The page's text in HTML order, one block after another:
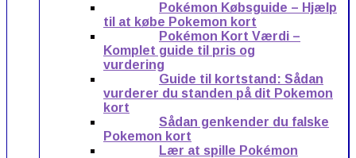
Pokémon Købsguide – Hjælp
til at købe Pokemon kort
Pokémon Kort Værdi –
Komplet guide til pris og
vurdering
Guide til kortstand: Sådan
vurderer du standen på dit Pokemon
kort
Sådan genkender du falske
Pokemon kort
Lær at spille Pokémon